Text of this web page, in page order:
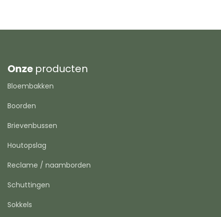
Onze producten
Bloembakken
Boorden
Brievenbussen
Houtopslag
Reclame / naamborden
Schuttingen
Sokkels